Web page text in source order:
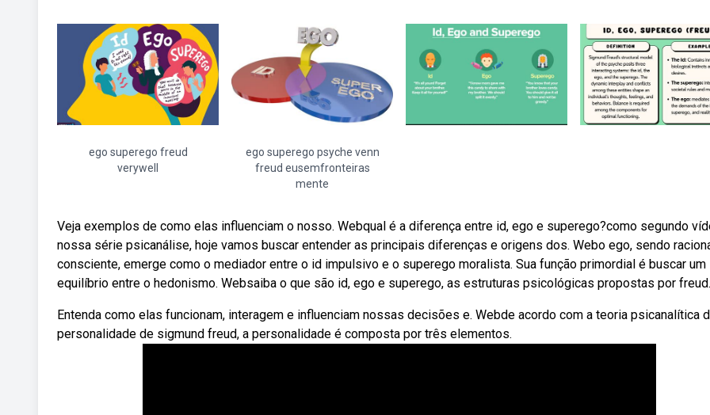
ego superego freud
verywell
ego superego psyche venn
freud eusemfronteiras
mente
Veja exemplos de como elas influenciam o nosso. Webqual é a diferença entre id, ego e superego?como segundo
nossa série psicanálise, hoje vamos buscar entender as principais diferenças e origens dos. Webo ego, sendo
consciente, emerge como o mediador entre o id impulsivo e o superego moralista. Sua função primordial é buscar um
equilíbrio entre o hedonismo. Websaiba o que são id, ego e superego, as estruturas psicológicas propostas por freud.
Entenda como elas funcionam, interagem e influenciam nossas decisões e. Webde acordo com a teoria psicanalítica
personalidade de sigmund freud, a personalidade é composta por três elementos.